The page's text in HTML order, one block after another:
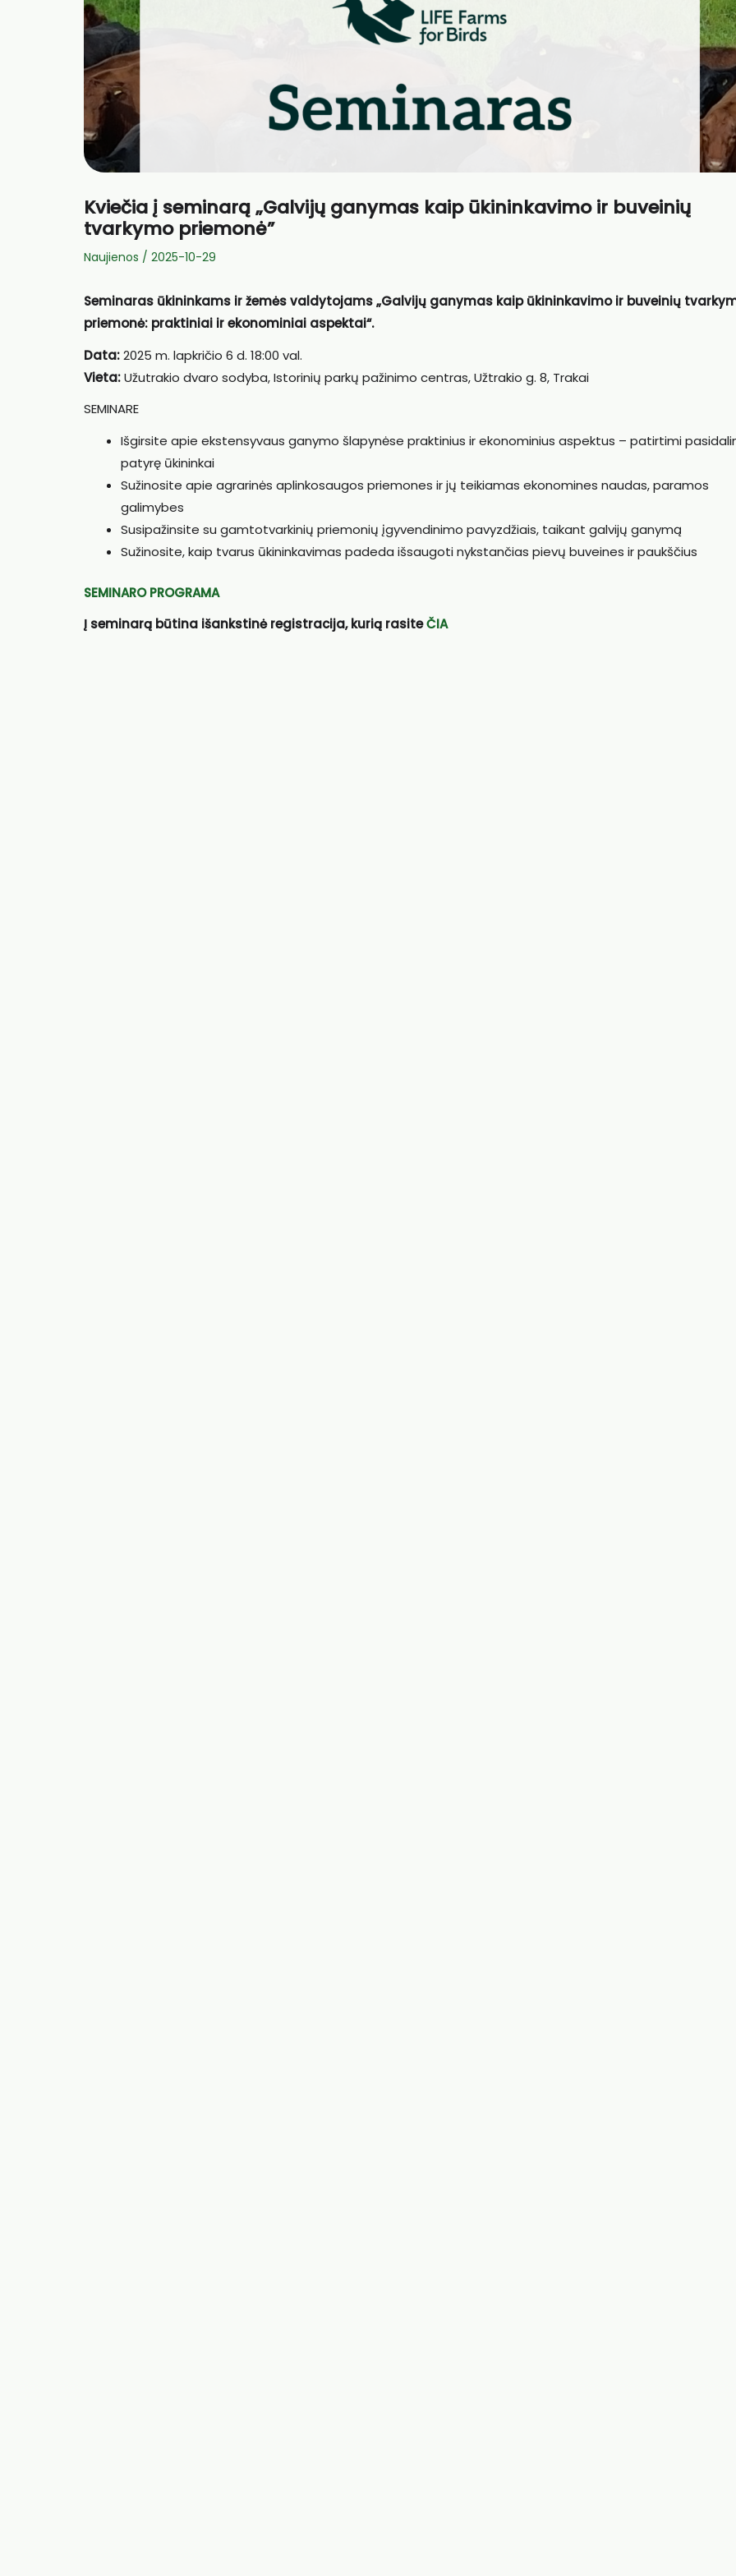
Kviečia į seminarą „Galvijų ganymas kaip ūkininkavimo ir buveinių
tvarkymo priemonė”
Naujienos / 2025-10-29
Seminaras ūkininkams ir žemės valdytojams „Galvijų ganymas kaip ūkininkavimo ir buveinių
priemonė: praktiniai ir ekonominiai aspektai“.
Data:2025 m. lapkričio 6 d. 18:00 val.
Vieta:Užutrakio dvaro sodyba, Istorinių parkų pažinimo centras, Užtrakio g. 8, Trakai
SEMINARE
Išgirsite apie ekstensyvaus ganymo šlapynėse praktinius ir ekonominius aspektus – patirtimi
patyrę ūkininkai
Sužinosite apie agrarinės aplinkosaugos priemones ir jų teikiamas ekonomines naudas, paramos
galimybes
Susipažinsite su gamtotvarkinių priemonių įgyvendinimo pavyzdžiais, taikant galvijų ganymą
Sužinosite, kaip tvarus ūkininkavimas padeda išsaugoti nykstančias pievų buveines ir paukščius
SEMINARO PROGRAMA
Į seminarą būtina išankstinė registracija, kurią rasiteČIA